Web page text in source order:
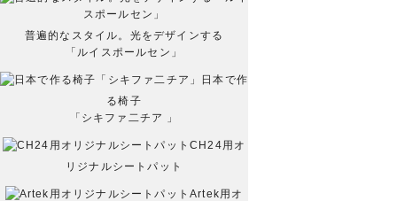
普遍的なスタイル。光をデザインする
「ルイスポールセン」
日本で作
る椅子
「シキファ二チア 」
CH24用オ
リジナルシートパット
Artek用オ